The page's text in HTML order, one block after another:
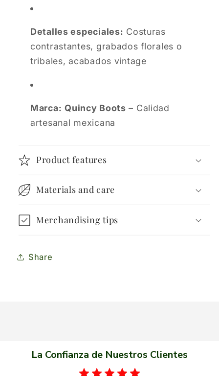
Detalles especiales: Costuras
contrastantes, grabados florales o
tribales, acabados vintage
Marca: Quincy Boots – Calidad
artesanal mexicana
Product features
Materials and care
Merchandising tips
Share
La Confianza de Nuestros Clientes